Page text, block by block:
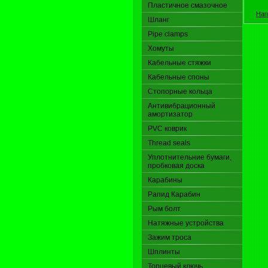
Пластичное смазочное
Шланг
Pipe clamps
Хомуты
Кабельные стяжки
Кабельные споны
Стопорные кольца
Антивибрационный
амортизатор
PVC коврик
Thread seals
Уплотнительние бумаги,
пробковая доска
Карабины
Pапид Карабин
Рым болт
Натяжные устройства
Зажим троса
Шплинты
Торцевый ключь